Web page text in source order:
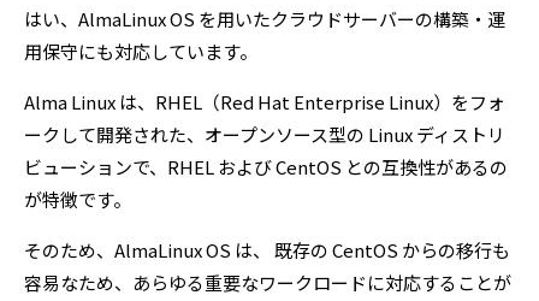
はい、AlmaLinux OS を用いたクラウドサーバーの構築・運
用保守にも対応しています。
Alma Linux は、RHEL（Red Hat Enterprise Linux）をフォ
ークして開発された、オープンソース型の Linux ディストリ
ビューションで、RHEL および CentOS との互換性があるの
が特徴です。
そのため、AlmaLinux OS は、 既存の CentOS からの移行も
容易なため、あらゆる重要なワークロードに対応することが